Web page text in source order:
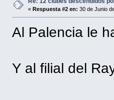
« Respuesta #2 en: 30 de Junio
Al Palencia le
Y al filial del